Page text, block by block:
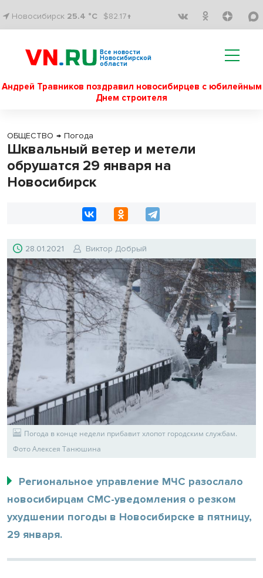
Новосибирск 25.4 °C $82.17↑
Все новости
Новосибирской
области
Андрей Травников поздравил новосибирцев с юбилейным
Днем строителя
ОБЩЕСТВО → Погода
Шквальный ветер и метели
обрушатся 29 января на
Новосибирск
28.01.2021 Виктор Добрый
Погода в конце недели прибавит хлопот городским службам.
Фото Алексея Танюшина
Региональное управление МЧС разослало
новосибирцам СМС-уведомления о резком
ухудшении погоды в Новосибирске в пятницу,
29 января.